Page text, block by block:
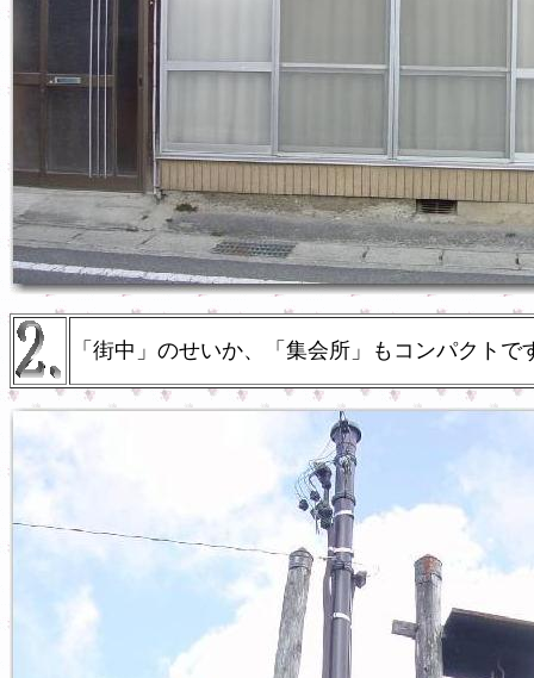
「街中」のせいか、「集会所」もコンパクトで